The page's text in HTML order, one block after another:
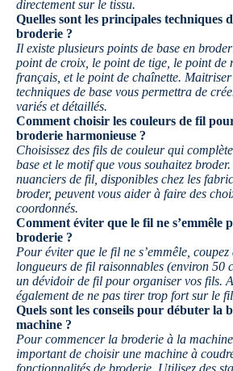
directement sur le tissu.
Quelles sont les principales techniques
broderie ?
Il existe plusieurs points de base en
point de croix, le point de tige, le point de
français, et le point de chaînette. Maitriser
techniques de base vous permettra de
variés et détaillés.
Comment choisir les couleurs de fil
broderie harmonieuse ?
Choisissez des fils de couleur qui
base et le motif que vous souhaitez broder.
nuanciers de fil, disponibles chez les
broder, peuvent vous aider à faire des
coordonnés.
Comment éviter que le fil ne s’emmêle
broderie ?
Pour éviter que le fil ne s’emmêle, coupez
longueurs de fil raisonnables (environ 50
un dévidoir de fil pour organiser vos fils.
également de ne pas tirer trop fort sur le
Quels sont les conseils pour débuter la
machine ?
Pour commencer la broderie à la
important de choisir une machine à
fonctionnalités de broderie. Utilisez des